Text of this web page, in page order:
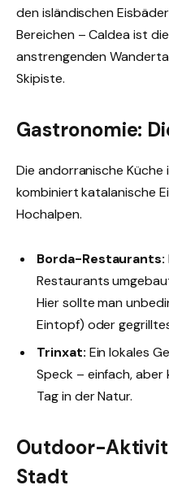
den isländischen
Bereichen – Caldea ist
anstrengenden
Skipiste.
Gastronomie:
Die andorranische Küche
kombiniert katalanische
Hochalpen.
Borda-Restaurants:
Restaurants
Hier sollte man
Eintopf) oder
Trinxat: Ein lokales
Speck – einfach, aber
Tag in der Natur.
Outdoor-
Stadt